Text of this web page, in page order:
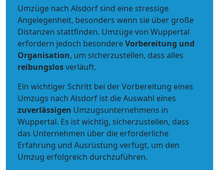
Umzüge nach Alsdorf sind eine stressige
Angelegenheit, besonders wenn sie über große
Distanzen stattfinden. Umzüge von Wuppertal
erfordern jedoch besondereVorbereitung und
Organisation, um sicherzustellen, dass alles
reibungslosverläuft.
Ein wichtiger Schritt bei der Vorbereitung eines
Umzugs nach Alsdorf ist die Auswahl eines
zuverlässigen Umzugsunternehmens in
Wuppertal. Es ist wichtig, sicherzustellen, dass
das Unternehmen über die erforderliche
Erfahrung und Ausrüstung verfügt, um den
Umzug erfolgreich durchzuführen.